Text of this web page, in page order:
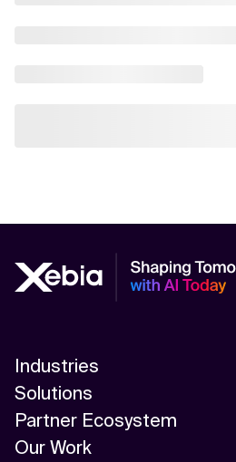
Industries
Solutions
Partner Ecosystem
Our Work